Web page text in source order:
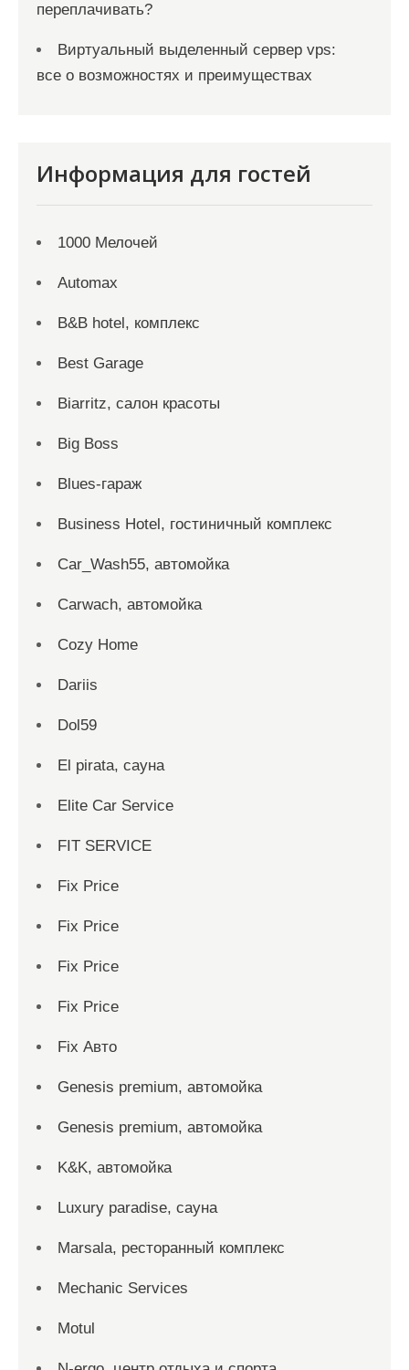
переплачивать?
Виртуальный выделенный сервер vps:
все о возможностях и преимуществах
Информация для гостей
1000 Мелочей
Automax
B&B hotel, комплекс
Best Garage
Biarritz, салон красоты
Big Boss
Blues-гараж
Business Hotel, гостиничный комплекс
Car_Wash55, автомойка
Carwach, автомойка
Cozy Home
Dariis
Dol59
El pirata, сауна
Elite Car Service
FIT SERVICE
Fix Price
Fix Price
Fix Price
Fix Price
Fix Авто
Genesis premium, автомойка
Genesis premium, автомойка
K&K, автомойка
Luxury paradise, сауна
Marsala, ресторанный комплекс
Mechanic Services
Motul